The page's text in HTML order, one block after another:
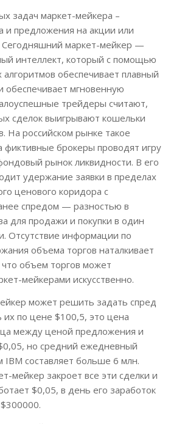
задач маркет-мейкера –
и предложения на акции или
Сегодняшний маркет-мейкер —
интеллект, который с помощью
алгоритмов обеспечивает плавный
обеспечивает мгновенную
трейдеры считают,
сделок выигрывают кошельки
На российском рынке такое
фиктивные брокеры проводят игру
рынок ликвидности. В его
удержание заявки в пределах
ценового коридора с
спредом — разностью в
для продажи и покупки в один
Отсутствие информации по
объема торгов наталкивает
объем торгов может
мейкерами искусственно.
может решить задать спред
их по цене $100,5, это цена
между ценой предложения и
но средний ежедневный
IBM составляет больше 6 млн.
мейкер закроет все эти сделки и
$0,05, в день его заработок